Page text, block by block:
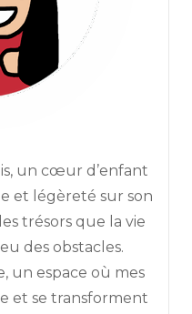
un cœur d’enfant
et légèreté sur son
trésors que la vie
des obstacles.
un espace où mes
et se transforment